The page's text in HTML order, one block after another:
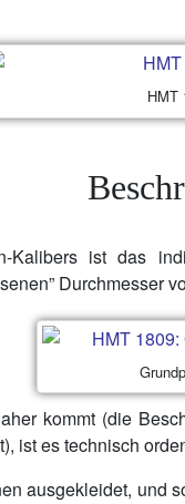
HMT
Kalibers ist das
Durchmesser
kommt (die
ist es technisch
ausgekleidet, und